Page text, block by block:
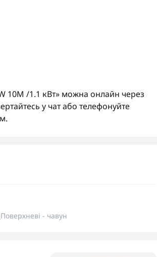
10M /1.1 кВт» можна онлайн через
у чат або телефонуйте
Поверхневі - чавун